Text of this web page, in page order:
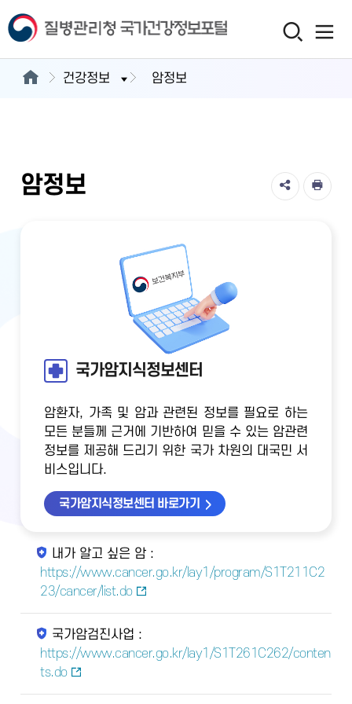
건강정보 암정보
암정보
국가암지식정보센터
암환자, 가족 및 암과 관련된 정보를 필요로 하는
모든 분들께 근거에 기반하여 믿을 수 있는 암관련
정보를 제공해 드리기 위한 국가 차원의 대국민 서
비스입니다.
국가암지식정보센터 바로가기
내가 알고 싶은 암 :
https://www.cancer.go.kr/lay1/program/S1T211C2
23/cancer/list.do
국가암검진사업 :
https://www.cancer.go.kr/lay1/S1T261C262/conten
ts.do